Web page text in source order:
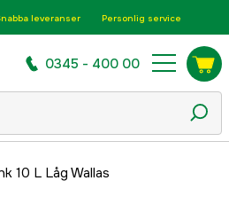
leveranser Personlig service
0345 - 400 00
10 L Låg Wallas